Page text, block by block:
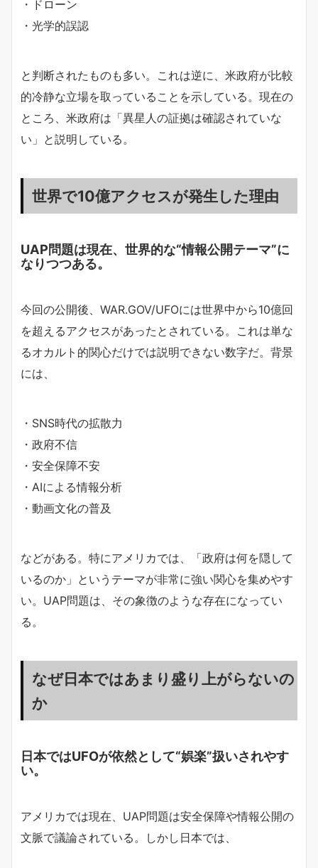
・ドローン
・光学的誤認
と判断されたものも多い。これは逆に、米政府が比較
的冷静な立場を取っていることを示している。現在の
ところ、米政府は「異星人の証拠は確認されていな
い」と説明している。
世界で10億アクセスが発生した理由
UAP問題は現在、世界的な“情報公開テーマ”に
なりつつある。
今回の公開後、WAR.GOV/UFOには世界中から10億回
を超えるアクセスがあったとされている。これは単な
るオカルト的関心だけでは説明できない数字だ。背景
には、
・SNS時代の拡散力
・政府不信
・安全保障不安
・AIによる情報分析
・動画文化の普及
などがある。特にアメリカでは、「政府は何を隠して
いるのか」というテーマが非常に強い関心を集めやす
い。UAP問題は、その象徴のような存在になってい
る。
なぜ日本ではあまり盛り上がらないの
か
日本ではUFOが依然として“娯楽”扱いされやす
い。
アメリカでは現在、UAP問題は安全保障や情報公開の
文脈で議論されている。しかし日本では、